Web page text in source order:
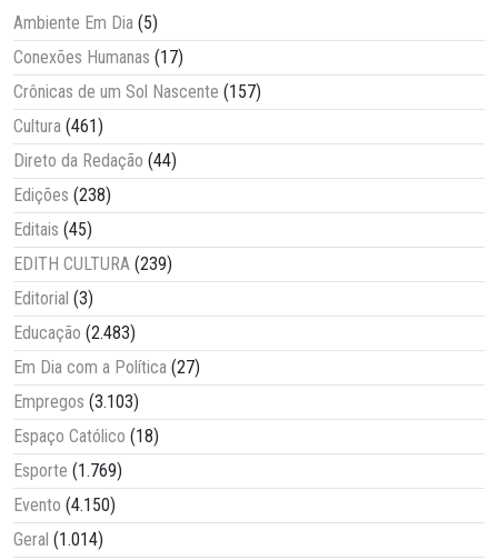
Ambiente Em Dia (5)
Conexões Humanas (17)
Crônicas de um Sol Nascente (157)
Cultura (461)
Direto da Redação (44)
Edições (238)
Editais (45)
EDITH CULTURA (239)
Editorial (3)
Educação (2.483)
Em Dia com a Política (27)
Empregos (3.103)
Espaço Católico (18)
Esporte (1.769)
Evento (4.150)
Geral (1.014)